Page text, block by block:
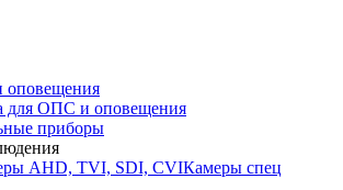
для ОПС и оповещения
приборы
AHD, TVI, SDI, CVIКамеры спец